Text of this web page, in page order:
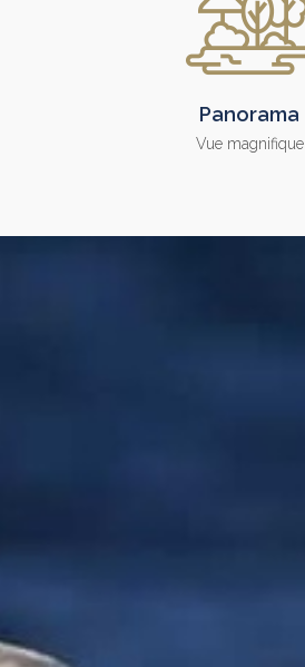
Panorama
Vue magnifique